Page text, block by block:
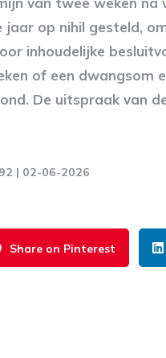
op nihil gesteld,
inhoudelijke
of een dwangsom
De uitspraak van
| 02-06-2026
Share on Pinterest